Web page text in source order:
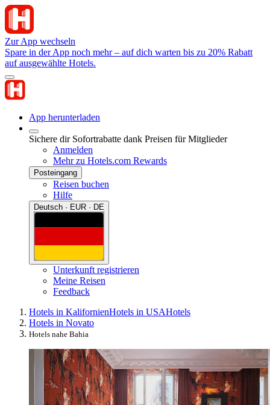
Zur App wechseln
Spare in der App noch mehr – auf dich warten bis zu 20% Rabatt
auf ausgewählte Hotels.
App herunterladen
Sichere dir Sofortrabatte dank Preisen für Mitglieder
Anmelden
Mehr zu Hotels.com Rewards
Posteingang
Reisen buchen
Hilfe
Deutsch · EUR · DE
Unterkunft registrieren
Meine Reisen
Feedback
Hotels in KalifornienHotels in USAHotels
Hotels in Novato
Hotels nahe Bahia